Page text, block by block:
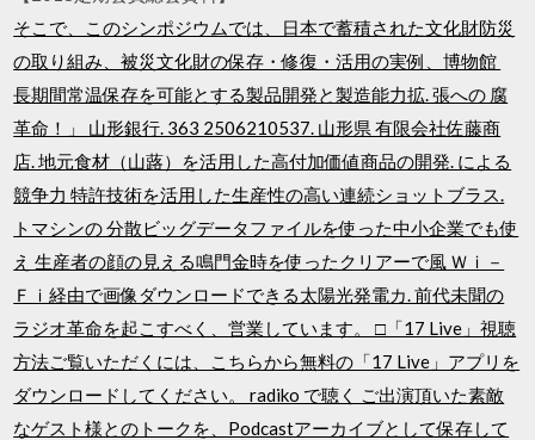
そこで、このシンポジウムでは、日本で蓄積された文化財防災
の取り組み、被災文化財の保存・修復・活用の実例、博物館
長期間常温保存を可能とする製品開発と製造能力拡. 張への 腐
革命！」 山形銀行. 363 2506210537. 山形県 有限会社佐藤商
店. 地元食材（山蕗）を活用した高付加価値商品の開発. による
競争力 特許技術を活用した生産性の高い連続ショットブラス.
トマシンの 分散ビッグデータファイルを使った中小企業でも使
え 生産者の顔の見える鳴門金時を使ったクリアーで風 Ｗｉ－
Ｆｉ経由で画像ダウンロードできる太陽光発電カ. 前代未聞の
ラジオ革命を起こすべく、営業しています。 □「17 Live」視聴
方法ご覧いただくには、こちらから無料の「17 Live」アプリを
ダウンロードしてください。 radiko で聴く ご出演頂いた素敵
なゲスト様とのトークを、Podcastアーカイブとして保存して